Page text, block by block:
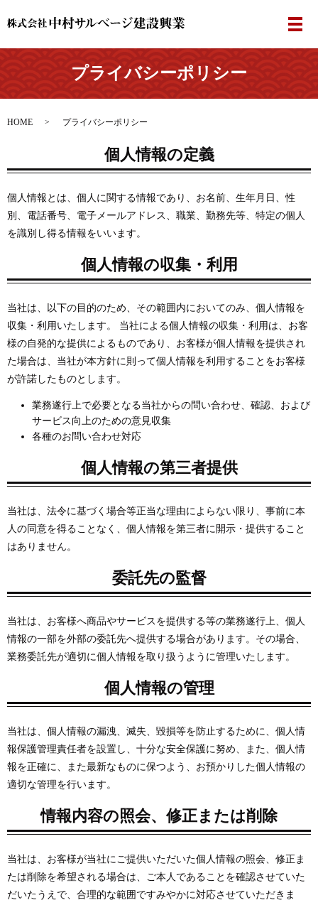
メ
プライバシーポリシー
HOME プライバシーポリシー
個人情報の定義
個人情報とは、個人に関する情報であり、お名前、生年月日、性
別、電話番号、電子メールアドレス、職業、勤務先等、特定の個人
を識別し得る情報をいいます。
個人情報の収集・利用
当社は、以下の目的のため、その範囲内においてのみ、個人情報を
収集・利用いたします。 当社による個人情報の収集・利用は、お客
様の自発的な提供によるものであり、お客様が個人情報を提供され
た場合は、当社が本方針に則って個人情報を利用することをお客様
が許諾したものとします。
業務遂行上で必要となる当社からの問い合わせ、確認、および
サービス向上のための意見収集
各種のお問い合わせ対応
個人情報の第三者提供
当社は、法令に基づく場合等正当な理由によらない限り、事前に本
人の同意を得ることなく、個人情報を第三者に開示・提供すること
はありません。
委託先の監督
当社は、お客様へ商品やサービスを提供する等の業務遂行上、個人
情報の一部を外部の委託先へ提供する場合があります。その場合、
業務委託先が適切に個人情報を取り扱うように管理いたします。
個人情報の管理
当社は、個人情報の漏洩、滅失、毀損等を防止するために、個人情
報保護管理責任者を設置し、十分な安全保護に努め、また、個人情
報を正確に、また最新なものに保つよう、お預かりした個人情報の
適切な管理を行います。
情報内容の照会、修正または削除
当社は、お客様が当社にご提供いただいた個人情報の照会、修正ま
たは削除を希望される場合は、ご本人であることを確認させていた
だいたうえで、合理的な範囲ですみやかに対応させていただきま